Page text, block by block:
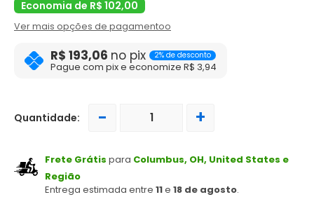
Economia de R$ 102,00
Ver mais opções de pagamentoo
R$ 193,06 no pix 2% de desconto
Pague com pix e economize R$ 3,94
Quantidade: - +
Frete Grátis para Columbus, OH, United States e
Região
Entrega estimada entre 11e 18 de agosto.